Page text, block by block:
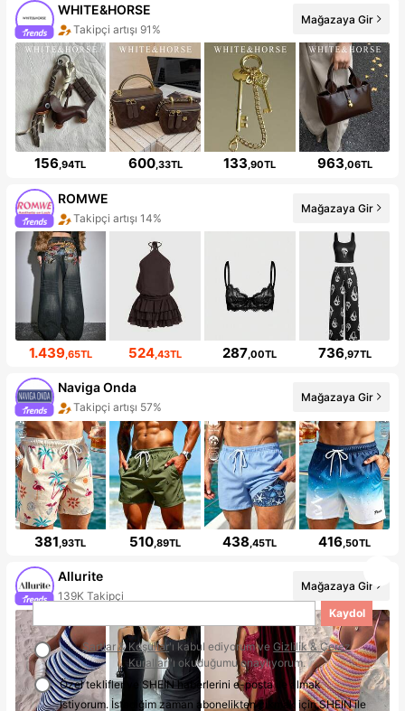
WHITE&HORSE
Takipçi artışı 91%
Mağazaya Gir
156,94TL 600,33TL 133,90TL 963,06TL
ROMWE
Takipçi artışı 14%
Mağazaya Gir
1.439,65TL 524 ,43TL 287 ,00TL 736 ,97TL
Naviga Onda
Takipçi artışı 57%
Mağazaya Gir
381 ,93TL 510 ,89TL 438 ,45TL 416 ,50TL
Allurite
139K Takipçi
Mağazaya Gir
Kaydol
Şartlar & Koşullar'ı kabul ediyorum veGizlilik & Çerez
Kuralları'ı okuduğumu onaylıyorum.
Özel teklifler ve SHEIN haberlerini e-posta ile almak
istiyorum. İstediğim zaman abonelikten çıkmak için SHEIN ile